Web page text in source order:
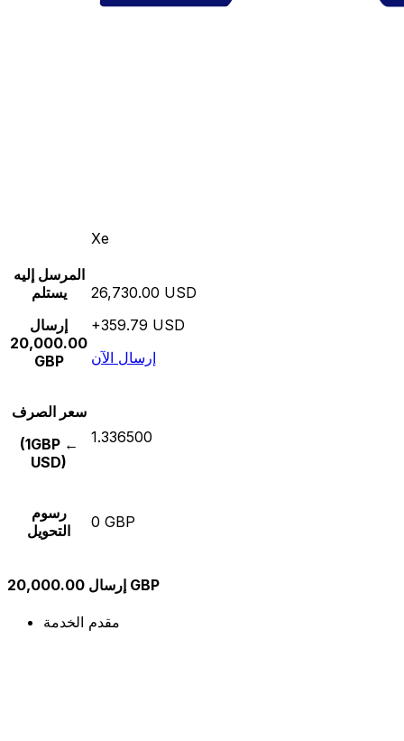
Xe
المرسل إليه
يستلم
إرسال
20,000.00
GBP
26,730.00 USD
+359.79 USD
إرسال الآن
سعر الصرف
(1GBP ←
USD)
1.336500
رسوم
التحويل
0 GBP
إرسال 20,000.00 GBP
مقدم الخدمة